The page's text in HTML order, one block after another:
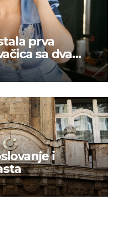
prva
sa dva
mestu u
godini
i